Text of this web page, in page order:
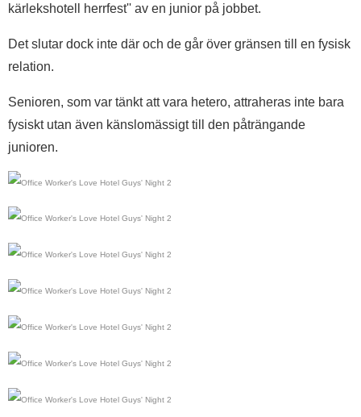
kärlekshotell herrfest'' av en junior på jobbet.
Det slutar dock inte där och de går över gränsen till en fysisk
relation.
Senioren, som var tänkt att vara hetero, attraheras inte bara
fysiskt utan även känslomässigt till den påträngande
junioren.